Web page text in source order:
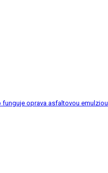
funguje oprava asfaltovou emulziou